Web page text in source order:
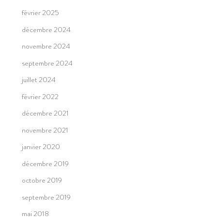
février 2025
décembre 2024
novembre 2024
septembre 2024
juillet 2024
février 2022
décembre 2021
novembre 2021
janvier 2020
décembre 2019
octobre 2019
septembre 2019
mai 2018